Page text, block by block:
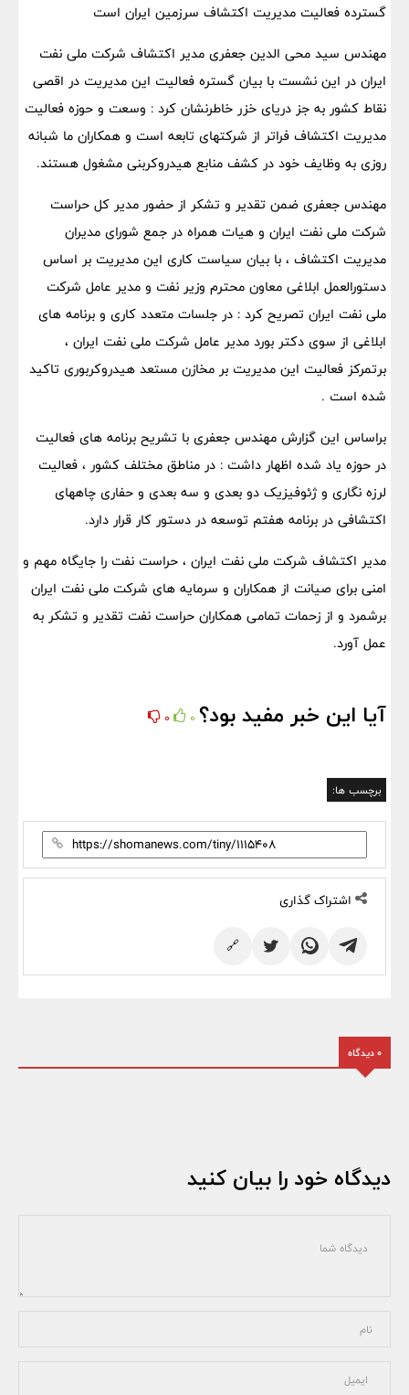
گسترده فعالیت مدیریت اکتشاف سرزمین ایران است
مهندس سید محی الدین جعفری مدیر اکتشاف شرکت ملی نفت
ایران در این نشست با بیان گستره فعالیت این مدیریت در اقصی
نقاط کشور به جز دریای خزر خاطرنشان کرد : وسعت و حوزه فعالیت
مدیریت اکتشاف فراتر از شرکتهای تابعه است و همکاران ما شبانه
روزی به وظایف خود در کشف منابع هیدروکربنی مشغول هستند.
مهندس جعفری ضمن تقدیر و تشکر از حضور مدیر کل حراست
شرکت ملی نفت ایران و هیات همراه در جمع شورای مدیران
مدیریت اکتشاف ، با بیان سیاست کاری این مدیریت بر اساس
دستورالعمل ابلاغی معاون محترم وزیر نفت و مدیر عامل شرکت
ملی نفت ایران تصریح کرد : در جلسات متعدد کاری و برنامه های
ابلاغی از سوی دکتر بورد مدیر عامل شرکت ملی نفت ایران ،
برتمرکز فعالیت این مدیریت بر مخازن مستعد هیدروکربوری تاکید
شده است .
براساس این گزارش مهندس جعفری با تشریح برنامه های فعالیت
در حوزه یاد شده اظهار داشت : در مناطق مختلف کشور ، فعالیت
لرزه نگاری و ژئوفیزیک دو بعدی و سه بعدی و حفاری چاههای
اکتشافی در برنامه هفتم توسعه در دستور کار قرار دارد.
مدیر اکتشاف شرکت ملی نفت ایران ، حراست نفت را جایگاه مهم و
امنی برای صیانت از همکاران و سرمایه های شرکت ملی نفت ایران
برشمرد و از زحمات تمامی همکاران حراست نفت تقدیر و تشکر به
عمل آورد.
آیا این خبر مفید بود؟ 0
0
برچسب ها:
اشتراک گذاری
🔗
0 دیدگاه
دیدگاه خود را بیان کنید